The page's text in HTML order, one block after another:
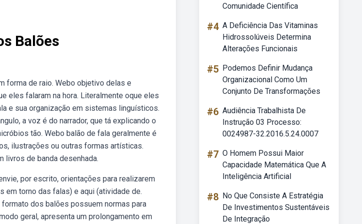
Balões
forma de raio. Webo objetivo delas e
eles falaram na hora. Literalmente oque eles
e sua organização em sistemas linguísticos.
a voz é do narrador, que tá explicando o
tão. Webo balão de fala geralmente é
ilustrações ou outras formas artísticas.
livros de banda desenhada.
por escrito, orientações para realizarem
em torno das falas) e aqui (atividade de.
dos balões possuem normas para
geral, apresenta um prolongamento em
Comunidade Científica
#4 A Deficiência Das Vitaminas
Hidrossolúveis Determina
Alterações Funcionais
#5 Podemos Definir Mudança
Organizacional Como Um
Conjunto De Transformações
#6 Audiência Trabalhista De
Instrução 03 Processo:
0024987-32.2016.5.24.0007
#7 O Homem Possui Maior
Capacidade Matemática Que A
Inteligência Artificial
#8 No Que Consiste A Estratégia
De Investimentos Sustentáveis
De Integração